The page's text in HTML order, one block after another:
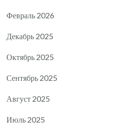
Февраль 2026
Декабрь 2025
Октябрь 2025
Сентябрь 2025
Август 2025
Июль 2025